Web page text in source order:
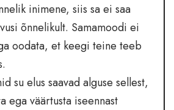
inimene, siis sa ei saa
õnnelikult. Samamoodi ei
oodata, et keegi teine teeb
su elus saavad alguse sellest,
ega väärtusta iseennast